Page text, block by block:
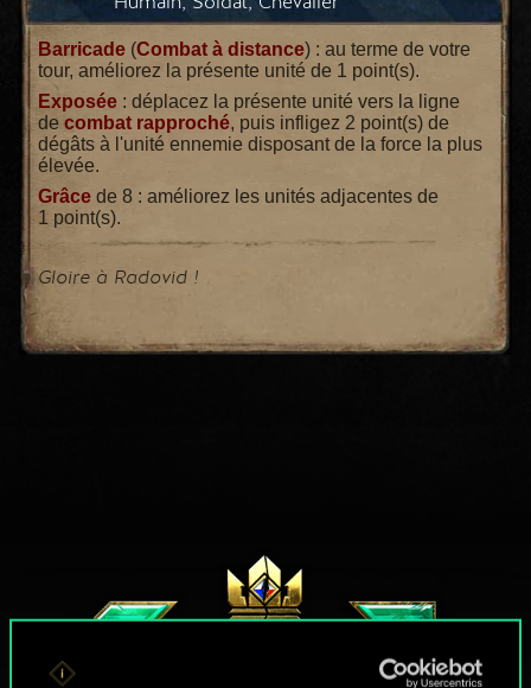
Barricade (Combat à distance) : au terme de votre
tour, améliorez la présente unité de 1 point(s).
Exposée : déplacez la présente unité vers la ligne
de combat rapproché, puis infligez 2 point(s) de
dégâts à l'unité ennemie disposant de la force la plus
élevée.
Grâce de 8 : améliorez les unités adjacentes de
1 point(s).
Gloire à Radovid !